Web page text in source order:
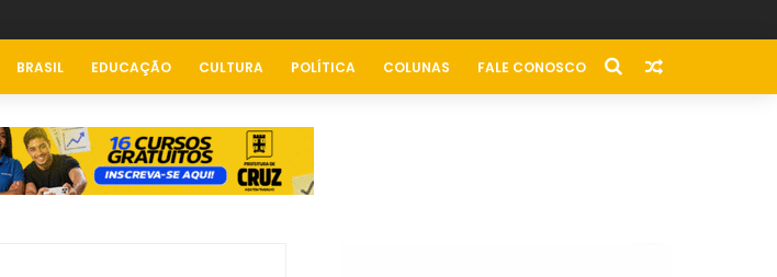
BRASIL EDUCAÇÃO CULTURA POLÍTICA COLUNAS FALE CONOSCO